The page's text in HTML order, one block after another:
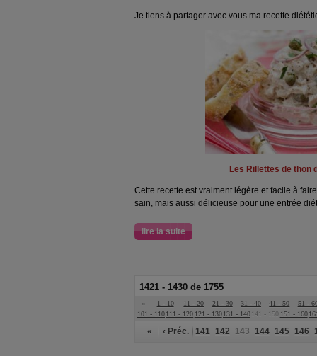
Je tiens à partager avec vous ma recette
Les Rillettes de thon
Cette recette est vraiment légère et facile à
sain, mais aussi délicieuse pour une entrée
lire la suite
1421 - 1430 de 1755
« 1 - 10 11 - 20 21 - 30 31 - 40 41 - 50
51 -
101 - 110111 - 120 121 - 130 131 - 140141 - 150 151 - 160
« ‹ Préc. 141 142 143 144 145 146